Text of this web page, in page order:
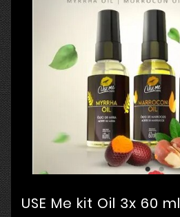
USE Me kit Oil 3x 60 ml